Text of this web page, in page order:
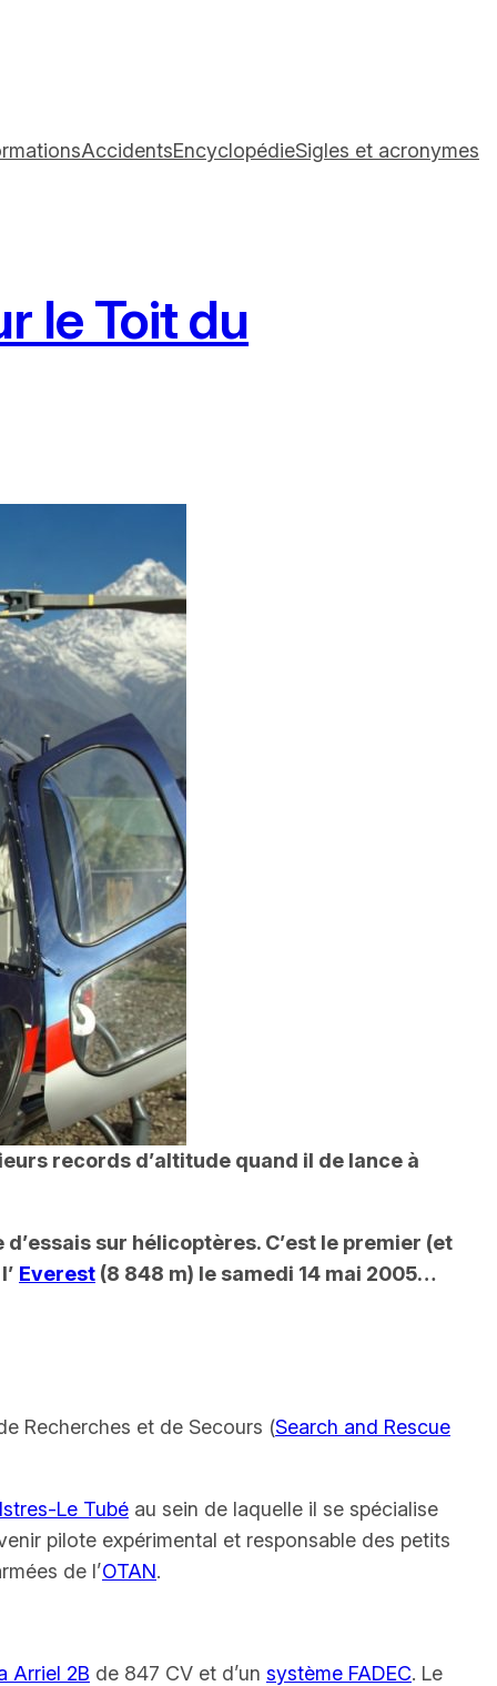
AccidentsEncyclopédieSigles et acronymes
le Toit du
records d’altitude quand il de lance à
sur hélicoptères. C’est le premier (et
Everest (8 848 m) le samedi 14 mai 2005…
Recherches et de Secours (Search and Rescue
Le Tubé au sein de laquelle il se spécialise
pilote expérimental et responsable des petits
de l’OTAN.
Arriel 2B de 847 CV et d’un système FADEC. Le